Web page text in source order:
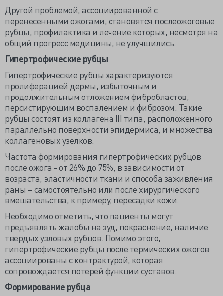
Другой проблемой, ассоциированной с
перенесенными ожогами, становятся послеожоговые
рубцы, профилактика и лечение которых, несмотря на
общий прогресс медицины, не улучшились.
Гипертрофические рубцы
Гипертрофические рубцы характеризуются
пролиферацией дермы, избыточным и
продолжительным отложением фибробластов,
персистирующим воспалением и фиброзом. Такие
рубцы состоят из коллагена III типа, расположенного
параллельно поверхности эпидермиса, и множества
коллагеновых узелков.
Частота формирования гипертрофических рубцов
после ожога - от 26% до 75%, в зависимости от
возраста, эластичности ткани и способа заживления
раны – самостоятельно или после хирургического
вмешательства, к примеру, пересадки кожи.
Необходимо отметить, что пациенты могут
предъявлять жалобы на зуд, покраснение, наличие
твердых узловых рубцов. Помимо этого,
гипертрофические рубцы после термических ожогов
ассоциированы с контрактурой, которая
сопровождается потерей функции суставов.
Формирование рубца